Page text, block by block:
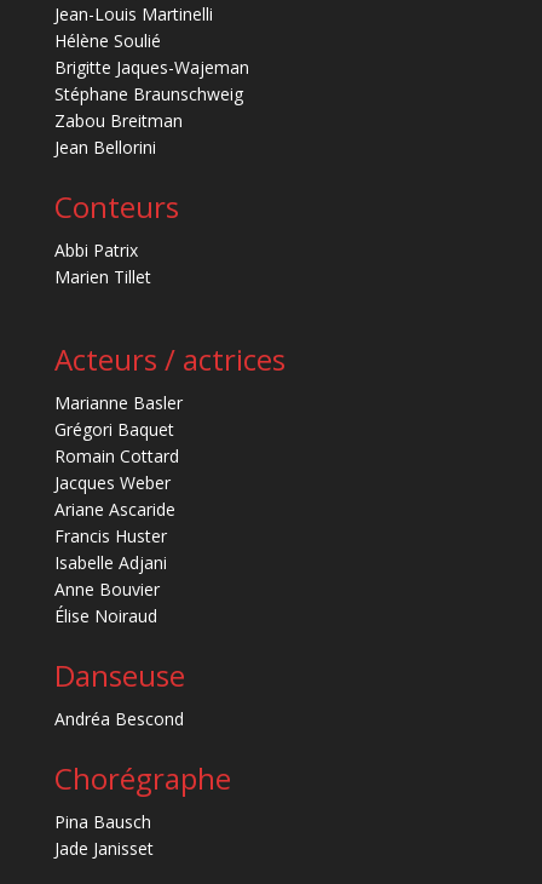
Jean-Louis Martinelli
Hélène Soulié
Brigitte Jaques-Wajeman
Stéphane Braunschweig
Zabou Breitman
Jean Bellorini
Conteurs
Abbi Patrix
Marien Tillet
Acteurs / actrices
Marianne Basler
Grégori Baquet
Romain Cottard
Jacques Weber
Ariane Ascaride
Francis Huster
Isabelle Adjani
Anne Bouvier
Élise Noiraud
Danseuse
Andréa Bescond
Chorégraphe
Pina Bausch
Jade Janisset